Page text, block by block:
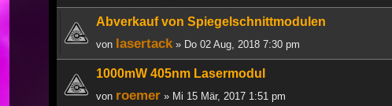
Abverkauf von Spiegelschnittmodulen
von lasertack » Do 02 Aug, 2018 7:30 pm
1000mW 405nm Lasermodul
von roemer » Mi 15 Mär, 2017 1:51 pm